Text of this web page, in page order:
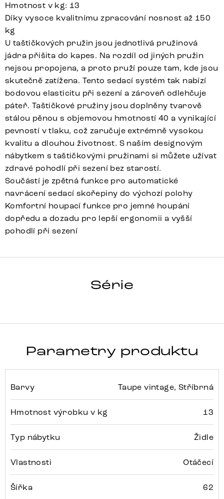
Hmotnost v kg: 13
Díky vysoce kvalitnímu zpracování nosnost až 150
kg
U taštičkových pružin jsou jednotlivá pružinová
jádra přišita do kapes. Na rozdíl od jiných pružin
nejsou propojena, a proto pruží pouze tam, kde jsou
skutečně zatížena. Tento sedací systém tak nabízí
bodovou elasticitu při sezení a zároveň odlehčuje
páteř. Taštičkové pružiny jsou doplněny tvarově
stálou pěnou s objemovou hmotností 40 a vynikající
pevností v tlaku, což zaručuje extrémně vysokou
kvalitu a dlouhou životnost. S naším designovým
nábytkem s taštičkovými pružinami si můžete užívat
zdravé pohodlí při sezení bez starostí.
Součástí je zpětná funkce pro automatické
navrácení sedací skořepiny do výchozí polohy
Komfortní houpací funkce pro jemné houpání
dopředu a dozadu pro lepší ergonomii a vyšší
pohodlí při sezení
Série
ZOA-FLEX
Parametry produktu
Barvy Taupe vintage, Stříbrná
Hmotnost výrobku v kg 13
Typ nábytku Židle
Vlastnosti Otáčecí
Šířka 62